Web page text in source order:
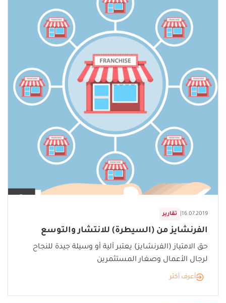
تقارير 16.07.2019
الفرنشايز من (السيطرة) للانتشار والتوسع
حق الامتياز (الفرنشايز) يعتبر آلية أو وسيلة جيدة للنجاح
لرجال الأعمال وصغار المستثمرين
أعرف أكثر